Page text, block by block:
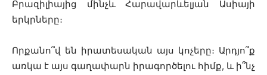
Բրազիլիայից մինչև Հարավարևելյան Ասիայի
երկրները։
Որքանո՞վ են իրատեսական այս կոչերը։ Արդյո՞ք
առկա է այս գաղափարն իրագործելու հիմք, և ի՞նչ